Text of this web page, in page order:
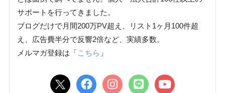
サポートを行ってきました。
ブログだけで月間200万PV超え、リスト1ヶ月100件超
え、広告費半分で反響2倍など、実績多数。
メルマガ登録は「 こちら 」